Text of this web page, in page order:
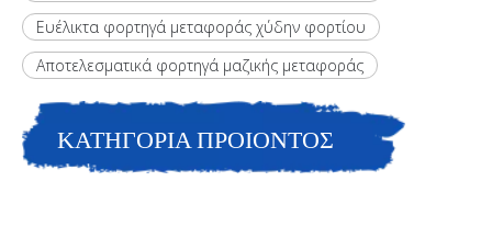
Ευέλικτα φορτηγά μεταφοράς χύδην φορτίου
Αποτελεσματικά φορτηγά μαζικής μεταφοράς
ΚΑΤΗΓΟΡΙΑ ΠΡΟΙΟΝΤΟΣ